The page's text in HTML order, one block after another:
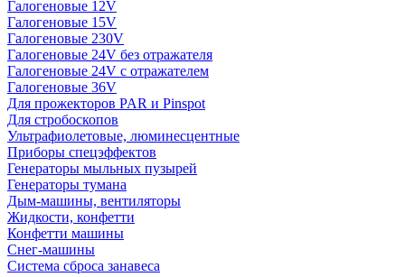
Галогеновые 12V
Галогеновые 15V
Галогеновые 230V
Галогеновые 24V без отражателя
Галогеновые 24V с отражателем
Галогеновые 36V
Для прожекторов PAR и Pinspot
Для стробоскопов
Ультрафиолетовые, люминесцентные
Приборы спецэффектов
Генераторы мыльных пузырей
Генераторы тумана
Дым-машины, вентиляторы
Жидкости, конфетти
Конфетти машины
Снег-машины
Система сброса занавеса